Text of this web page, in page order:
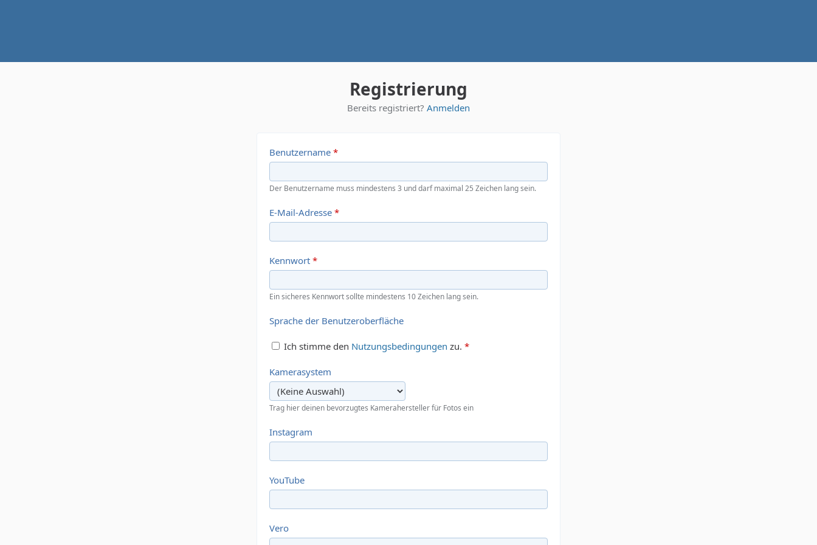
Registrierung
Bereits registriert? Anmelden
Benutzername *
Der Benutzername muss mindestens 3 und darf maximal 25 Zeichen lang sein.
E-Mail-Adresse *
Kennwort *
Ein sicheres Kennwort sollte mindestens 10 Zeichen lang sein.
Sprache der Benutzeroberfläche
Ich stimme den Nutzungsbedingungen zu. *
Kamerasystem
Trag hier deinen bevorzugtes Kamerahersteller für Fotos ein
Instagram
YouTube
Vero